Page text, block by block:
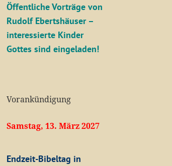
Öffentliche Vorträge von
Rudolf Ebertshäuser –
interessierte Kinder
Gottes sind eingeladen!
Vorankündigung
Samstag, 13. März 2027
Endzeit-Bibeltag in